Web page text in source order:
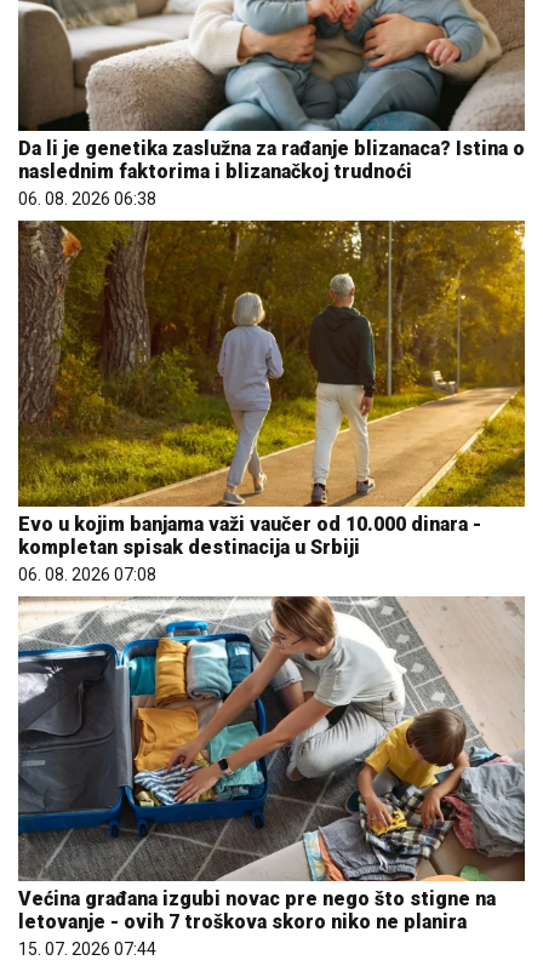
Da li je genetika zaslužna za rađanje blizanaca? Istina o
naslednim faktorima i blizanačkoj trudnoći
06. 08. 2026 06:38
Evo u kojim banjama važi vaučer od 10.000 dinara -
kompletan spisak destinacija u Srbiji
06. 08. 2026 07:08
Većina građana izgubi novac pre nego što stigne na
letovanje - ovih 7 troškova skoro niko ne planira
15. 07. 2026 07:44